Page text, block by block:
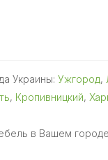
Украины: Ужгород,
, Кропивницкий,
в Вашем